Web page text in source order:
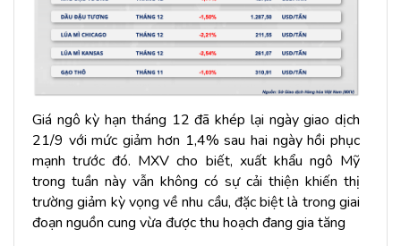
Giá ngô kỳ hạn tháng 12 đã khép lại ngày giao dịch
21/9 với mức giảm hơn 1,4% sau hai ngày hồi phục
mạnh trước đó. MXV cho biết, xuất khẩu ngô Mỹ
trong tuần này vẫn không có sự cải thiện khiến thị
trường giảm kỳ vọng về nhu cầu, đặc biệt là trong giai
đoạn nguồn cung vừa được thu hoạch đang gia tăng